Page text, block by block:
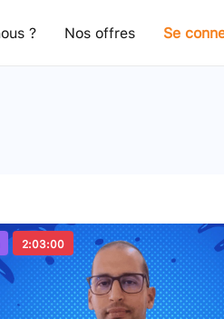
? Nos offres Se
2:03:00